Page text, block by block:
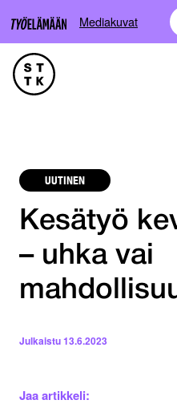
Mediakuvat
UUTINEN
Kesätyö
– uhka vai
Julkaistu13.6.2023
Jaa artikkeli: